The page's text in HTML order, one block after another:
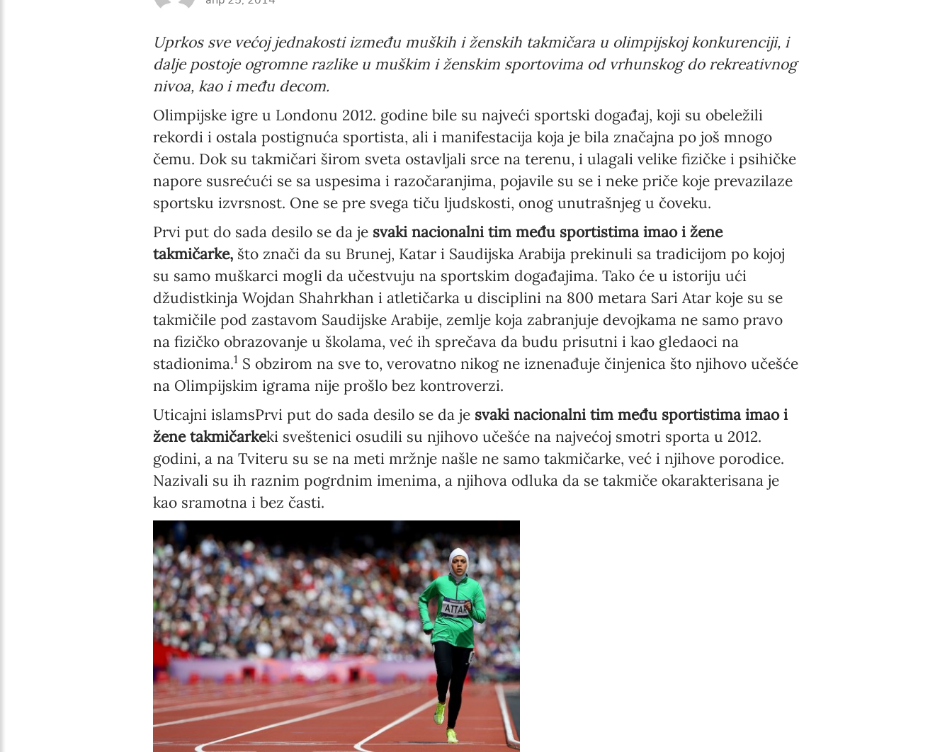
Uprkos sve većoj jednakosti između muških i ženskih takmičara u olimpijskoj konkurenciji, i
dalje postoje ogromne razlike u muškim i ženskim sportovima od vrhunskog do rekreativnog
nivoa, kao i među decom.
Olimpijske igre u Londonu 2012. godine bile su najveći sportski događaj, koji su obeležili
rekordi i ostala postignuća sportista, ali i manifestacija koja je bila značajna po još mnogo
čemu. Dok su takmičari širom sveta ostavljali srce na terenu, i ulagali velike fizičke i psihičke
napore susrećući se sa uspesima i razočaranjima, pojavile su se i neke priče koje prevazilaze
sportsku izvrsnost. One se pre svega tiču ljudskosti, onog unutrašnjeg u čoveku.
Prvi put do sada desilo se da jesvaki nacionalni tim među sportistima imao i žene
takmičarke,što znači da su Brunej, Katar i Saudijska Arabija prekinuli sa tradicijom po kojoj
su samo muškarci mogli da učestvuju na sportskim događajima. Tako će u istoriju ući
džudistkinja Wojdan Shahrkhan i atletičarka u disciplini na 800 metara Sari Atar koje su se
takmičile pod zastavom Saudijske Arabije, zemlje koja zabranjuje devojkama ne samo pravo
na fizičko obrazovanje u školama, već ih sprečava da budu prisutni i kao gledaoci na
stadionima.1S obzirom na sve to, verovatno nikog ne iznenađuje činjenica što njihovo učešće
na Olimpijskim igrama nije prošlo bez kontroverzi.
Uticajni islamsPrvi put do sada desilo se da jesvaki nacionalni tim među sportistima imao i
žene takmičarkeki sveštenici osudili su njihovo učešće na najvećoj smotri sporta u 2012.
godini, a na Tviteru su se na meti mržnje našle ne samo takmičarke, već i njihove porodice.
Nazivali su ih raznim pogrdnim imenima, a njihova odluka da se takmiče okarakterisana je
kao sramotna i bez časti.
Newsletter preferences
Email address*
Enter your email address